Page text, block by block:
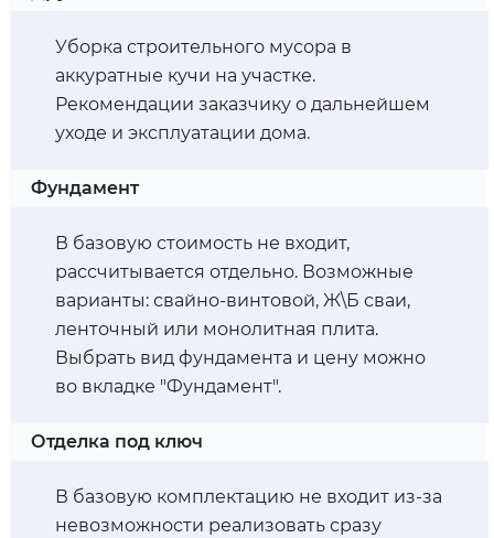
Уборка строительного мусора в
аккуратные кучи на участке.
Рекомендации заказчику о дальнейшем
уходе и эксплуатации дома.
Фундамент
В базовую стоимость не входит,
рассчитывается отдельно. Возможные
варианты: свайно-винтовой, Ж\Б сваи,
ленточный или монолитная плита.
Выбрать вид фундамента и цену можно
во вкладке "Фундамент".
Отделка под ключ
В базовую комплектацию не входит из-за
невозможности реализовать сразу